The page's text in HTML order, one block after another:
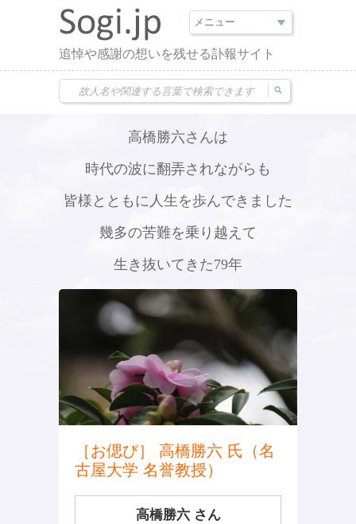
追悼や感謝の想いを残せる訃報サイト
高橋勝六さんは
時代の波に翻弄されながらも
皆様とともに人生を歩んできました
幾多の苦難を乗り越えて
生き抜いてきた79年
［お偲び］ 高橋勝六 氏（名
古屋大学 名誉教授）
高橋勝六 さん